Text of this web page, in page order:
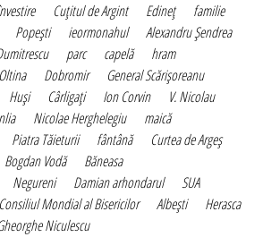
Cuţitul de Argint Edineţ
familie
Popeşti ieormonahul
Alexandru Şendrea
parc capelă
hram
Oltina Dobromir
General Scărişoreanu
Huşi Cârligaţi Ion Corvin
V. Nicolau
Nicolae Herghelegiu
maică
Piatra Tăieturii fântână
Curtea de Argeş
Bogdan Vodă
Băneasa
Negureni Damian arhondarul
SUA
Consiliul Mondial al Bisericilor Albeşti
Herasca
Niculescu